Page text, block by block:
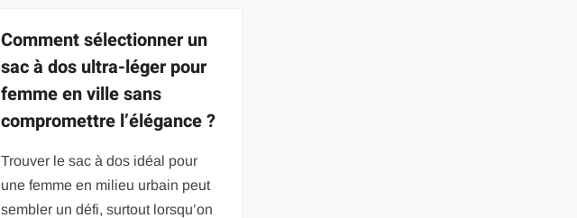
Comment sélectionner un
sac à dos ultra-léger pour
femme en ville sans
compromettre l’élégance ?
Trouver le sac à dos idéal pour
une femme en milieu urbain peut
sembler un défi, surtout lorsqu’on